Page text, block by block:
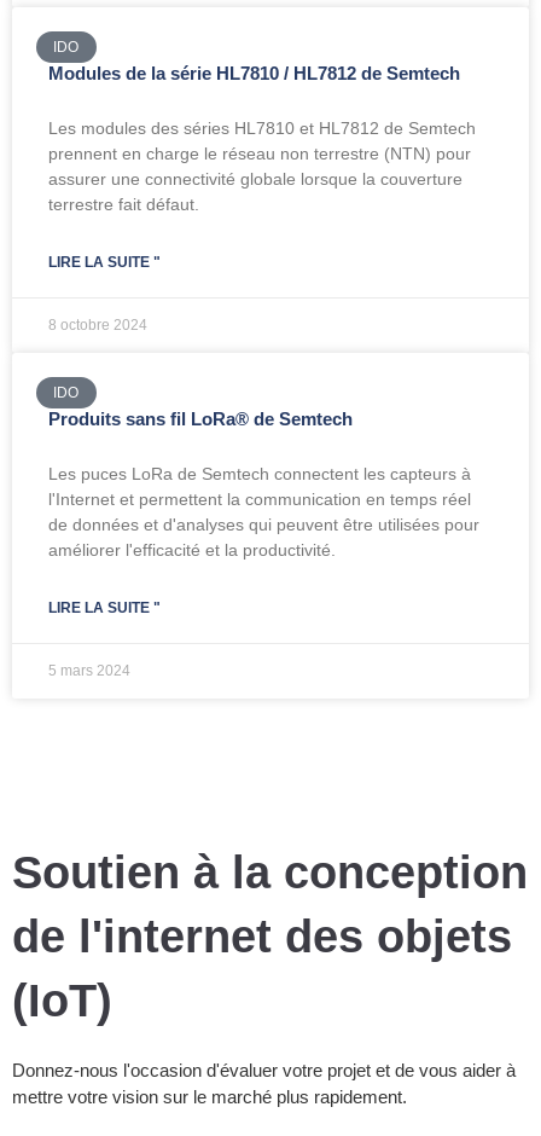
IDO
Modules de la série HL7810 / HL7812 de Semtech
Les modules des séries HL7810 et HL7812 de Semtech
prennent en charge le réseau non terrestre (NTN) pour
assurer une connectivité globale lorsque la couverture
terrestre fait défaut.
LIRE LA SUITE "
8 octobre 2024
IDO
Produits sans fil LoRa® de Semtech
Les puces LoRa de Semtech connectent les capteurs à
l'Internet et permettent la communication en temps réel
de données et d'analyses qui peuvent être utilisées pour
améliorer l'efficacité et la productivité.
LIRE LA SUITE "
5 mars 2024
Soutien à la conception
de l'internet des objets
(IoT)
Donnez-nous l'occasion d'évaluer votre projet et de vous aider à
mettre votre vision sur le marché plus rapidement.